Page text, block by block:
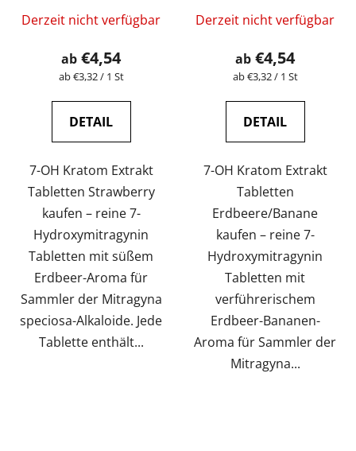
Derzeit nicht verfügbar
ab €4,54
Verkaufspreis:
ab €3,32 / 1 St
DETAIL
7-OH Kratom Extrakt
Tabletten Strawberry
kaufen – reine 7-
Hydroxymitragynin
Tabletten mit süßem
Erdbeer-Aroma für
Sammler der Mitragyna
speciosa-Alkaloide. Jede
Tablette enthält...
mg – 15 mg)
Derzeit nicht verfügbar
ab €4,54
Verkaufspreis:
ab €3,32 / 1 St
DETAIL
7-OH Kratom Extrakt
Tabletten
Erdbeere/Banane
kaufen – reine 7-
Hydroxymitragynin
Tabletten mit
verführerischem
Erdbeer-Bananen-
Aroma für Sammler der
Mitragyna...